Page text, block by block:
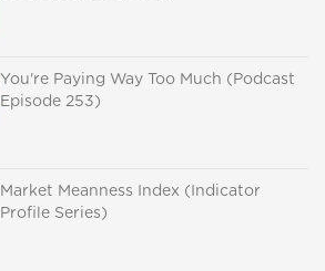
You're Paying Way Too Much (Podcast
Episode 253)
Market Meanness Index (Indicator
Profile Series)